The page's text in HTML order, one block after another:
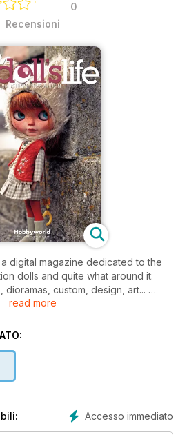
0
Recensioni
digital magazine dedicated to the
dolls and quite what around it:
dioramas, custom, design, art...
available like application for your
tutorials, amazing photos,
discover wonderful things related to
BJD, art dolls and another type of
read more
Accesso immediato